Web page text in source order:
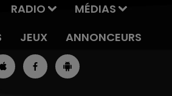
RADIO
MÉDIAS
JEUX ANNONCEURS